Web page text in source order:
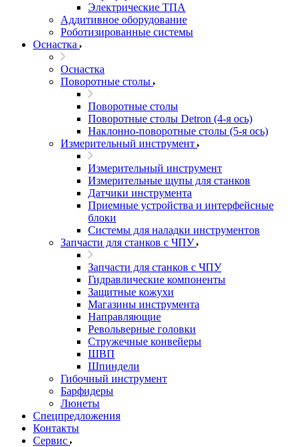
Электрические ТПА
Аддитивное оборудование
Роботизированные системы
Оснастка
Оснастка
Поворотные столы
Поворотные столы
Поворотные столы Detron (4-я ось)
Наклонно-поворотные столы (5-я ось)
Измерительный инструмент
Измерительный инструмент
Измерительные щупы для станков
Датчики инструмента
Приемные устройства и интерфейсные
блоки
Системы для наладки инструментов
Запчасти для станков с ЧПУ
Запчасти для станков с ЧПУ
Гидравлические компоненты
Защитные кожухи
Магазины инструмента
Направляющие
Револьверные головки
Стружечные конвейеры
ШВП
Шпиндели
Гибочный инструмент
Барфидеры
Люнеты
Спецпредложения
Контакты
Сервис